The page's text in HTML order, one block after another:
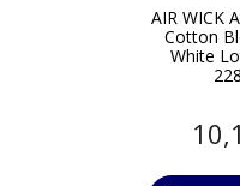
AIR WICK
Cotton
White